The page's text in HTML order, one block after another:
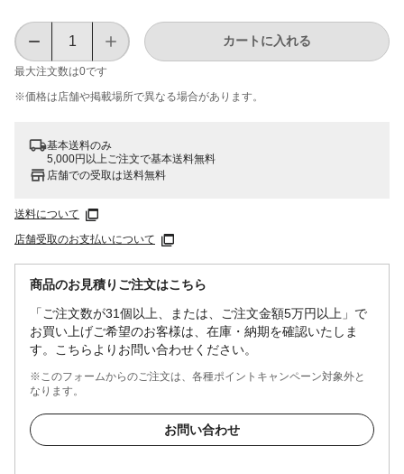
最大注文数は0です
カートに入れる
※価格は​店舗や​掲載場所で​異なる​場合が​あります。
基本送料のみ
5,000円以上ご注文で基本送料無料
店舗での受取は送料無料
送料について
店舗受取のお支払いについて
商品のお見積りご注文はこちら
「ご注文数が31個以上、または、ご注文金額5万円以上」で
お買い上げご希望のお客様は、在庫・納期を確認いたしま
す。こちらよりお問い合わせください。
※このフォームからのご注文は、各種ポイントキャンペーン対象外と
なります。
お問い合わせ